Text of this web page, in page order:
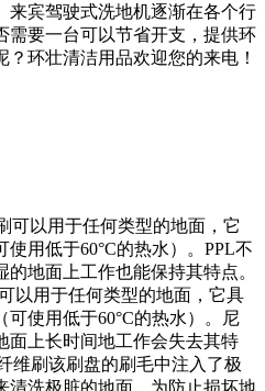
来宾驾驶式洗地机逐渐在各个行
需要一台可以节省开支，提供环
环壮清洁用品欢迎您的来电！
可以用于任何类型的地面，它
用低于60°C的热水）。PPL不
地面上工作也能保持其特点。
以用于任何类型的地面，它具
使用低于60°C的热水）。尼
面上长时间地工作会失去其特
维刷该刷盘的刷毛中注入了极
清洗极脏的地面。为防止损坏地